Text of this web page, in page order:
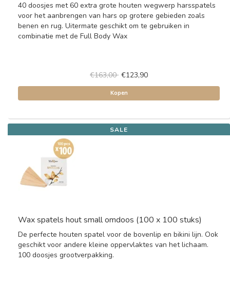
40 doosjes met 60 extra grote houten wegwerp harsspatels
voor het aanbrengen van hars op grotere gebieden zoals
benen en rug. Uitermate geschikt om te gebruiken in
combinatie met de Full Body Wax
€163,00 €123,90
Kopen
SALE
Wax spatels hout small omdoos (100 x 100 stuks)
De perfecte houten spatel voor de bovenlip en bikini lijn. Ook
geschikt voor andere kleine oppervlaktes van het lichaam.
100 doosjes grootverpakking.